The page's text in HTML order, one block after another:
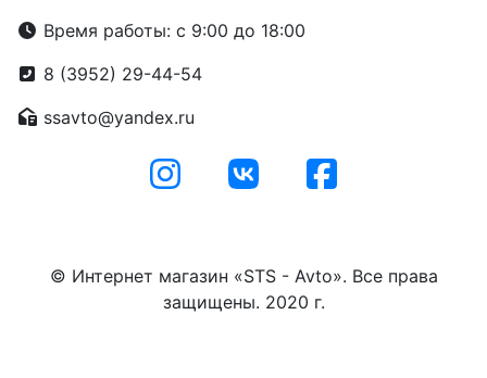
Время работы: с 9:00 до 18:00
8 (3952) 29-44-54
ssavto@yandex.ru
© Интернет магазин «STS - Avto». Все права
защищены. 2020 г.